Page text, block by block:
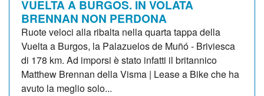
VUELTA A BURGOS. IN VOLATA
BRENNAN NON PERDONA
Ruote veloci alla ribalta nella quarta tappa della
Vuelta a Burgos, la Palazuelos de Muñó - Briviesca
di 178 km. Ad imporsi è stato infatti il britannico
Matthew Brennan della Visma | Lease a Bike che ha
avuto la meglio solo...